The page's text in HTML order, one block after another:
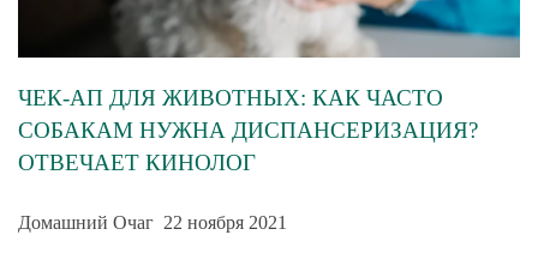
ЧЕК-АП ДЛЯ ЖИВОТНЫХ: КАК ЧАСТО
СОБАКАМ НУЖНА ДИСПАНСЕРИЗАЦИЯ?
ОТВЕЧАЕТ КИНОЛОГ
Домашний Очаг 22 ноября 2021